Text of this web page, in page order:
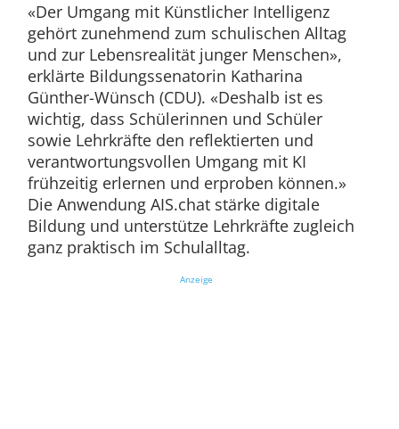
«Der Umgang mit Künstlicher Intelligenz
gehört zunehmend zum schulischen Alltag
und zur Lebensrealität junger Menschen»,
erklärte Bildungssenatorin Katharina
Günther-Wünsch (CDU). «Deshalb ist es
wichtig, dass Schülerinnen und Schüler
sowie Lehrkräfte den reflektierten und
verantwortungsvollen Umgang mit KI
frühzeitig erlernen und erproben können.»
Die Anwendung AIS.chat stärke digitale
Bildung und unterstütze Lehrkräfte zugleich
ganz praktisch im Schulalltag.
Anzeige